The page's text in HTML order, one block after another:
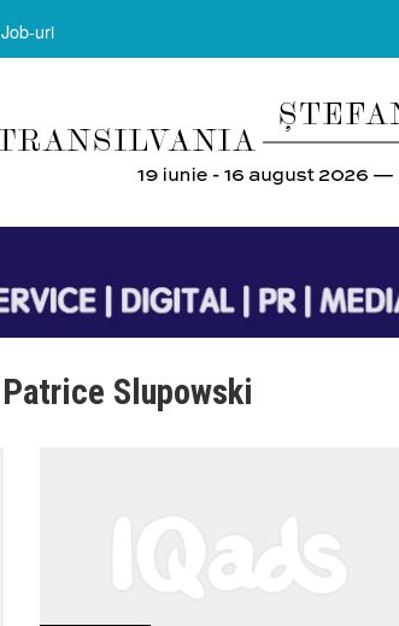
Job-uri
Patrice Slupowski